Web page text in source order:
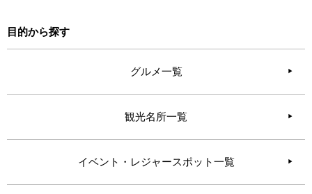
目的から探す
グルメ一覧
観光名所一覧
イベント・レジャースポット一覧